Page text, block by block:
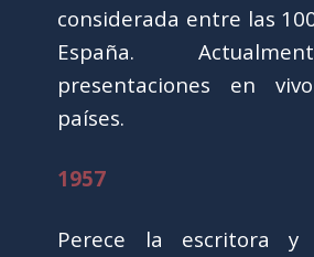
considerada entre las
España.
presentaciones en
países.
1957
Perece la escritora y